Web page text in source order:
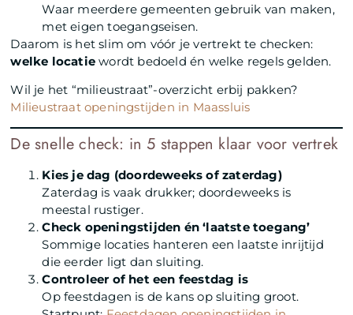
Waar meerdere gemeenten gebruik van maken,
met eigen toegangseisen.
Daarom is het slim om vóór je vertrekt te checken:
welke locatie wordt bedoeld én welke regels gelden.
Wil je het “milieustraat”-overzicht erbij pakken?
Milieustraat openingstijden in Maassluis
De snelle check: in 5 stappen klaar voor vertrek
Kies je dag (doordeweeks of zaterdag)
Zaterdag is vaak drukker; doordeweeks is
meestal rustiger.
Check openingstijden én ‘laatste toegang’
Sommige locaties hanteren een laatste inrijtijd
die eerder ligt dan sluiting.
Controleer of het een feestdag is
Op feestdagen is de kans op sluiting groot.